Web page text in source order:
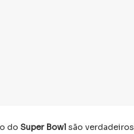
do Super Bowlsão verdadeiros